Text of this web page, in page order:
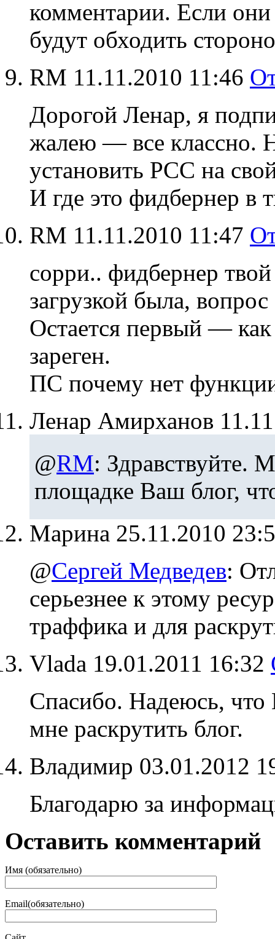
комментарии. Если
будут обходить
RM 11.11.2010 11:46
Дорогой Ленар, я
жалею — все классно.
установить РСС на
И где это фидбернер в
RM 11.11.2010 11:47
сорри.. фидбернер
загрузкой была, вопрос
Остается первый — как
зареген.
ПС почему нет
Ленар Амирханов
@RM: Здравствуйте.
площадке Ваш блог,
Марина 25.11.2010
@Сергей Медведев:
серьезнее к этому
траффика и для
Vlada 19.01.2011 16:32
Спасибо. Надеюсь,
мне раскрутить блог.
Владимир 03.01.2012
Благодарю за
Оставить комментарий
Имя (обязательно)
Email(обязательно)